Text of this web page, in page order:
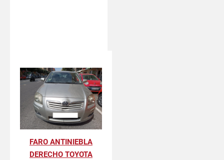
FARO ANTINIEBLA
DERECHO TOYOTA